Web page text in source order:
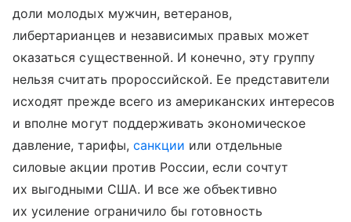
доли молодых мужчин, ветеранов,
либертарианцев и независимых правых может
оказаться существенной. И конечно, эту группу
нельзя считать пророссийской. Ее представители
исходят прежде всего из американских интересов
и вполне могут поддерживать экономическое
давление, тарифы, санкции или отдельные
силовые акции против России, если сочтут
их выгодными США. И все же объективно
их усиление ограничило бы готовность